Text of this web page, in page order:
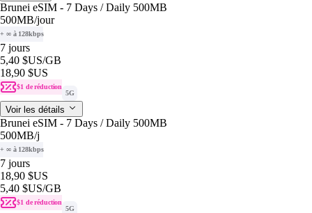
Brunei eSIM - 7 Days / Daily 500MB
500MB/jour
+ ∞ à 128kbps
7 jours
5,40 $US/GB
18,90 $US
$1 de réduction
5G
Voir les détails
Brunei eSIM - 7 Days / Daily 500MB
500MB/j
+ ∞ à 128kbps
7 jours
18,90 $US
5,40 $US/GB
$1 de réduction
5G